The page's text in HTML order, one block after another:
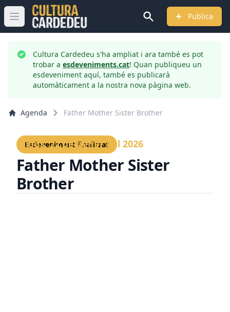
Obrir menú principal Publica
Cultura Cardedeu s'ha ampliat i ara també es pot
trobar a esdeveniments.cat! Quan publiqueu un
esdeveniment aquí, també es publicarà
automàticament a la nostra nova pàgina web.
Agenda Father Mother Sister Brother
Esdeveniment finalitzat
Dijous, 22 de gener del 2026
Father Mother Sister
Brother